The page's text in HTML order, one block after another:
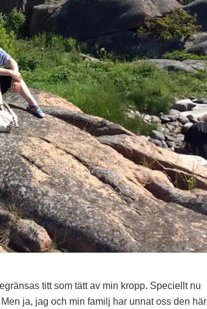
titt som tätt av min kropp. Speciellt nu
ja, jag och min familj har unnat oss den här